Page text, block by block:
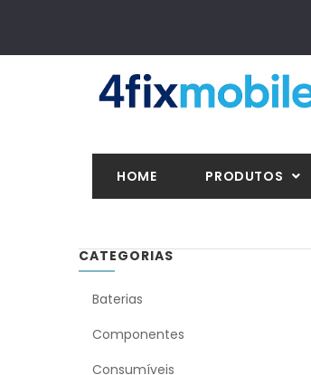
HOME PRODUTOS
CATEGORIAS
Baterias
Componentes
Consumíveis